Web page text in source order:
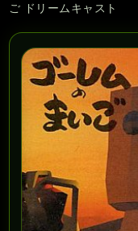
ご ドリームキャスト